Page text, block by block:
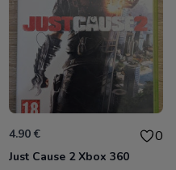
4.90 € 0
Just Cause 2 Xbox 360